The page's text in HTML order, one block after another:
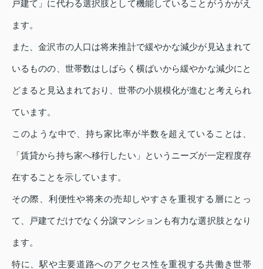
戸建て」に代わる選択肢として機能していることがうかがえ
ます。
また、金沢市の人口は将来推計で緩やかな減少が見込まれて
いるものの、世帯数はしばらく横ばいから緩やかな減少にと
どまると見込まれており、世帯の小規模化が進むと考えられ
ています。
このような中で、持ち家比率が半数を超えていることは、
「賃貸から持ち家へ移行したい」というニーズが一定程度存
在することを示しています。
その際、利便性や将来の売却しやすさを重視する層にとっ
て、戸建てだけでなく分譲マンションも有力な選択肢となり
ます。
特に、駅や主要道路へのアクセス性を重視する共働き世帯